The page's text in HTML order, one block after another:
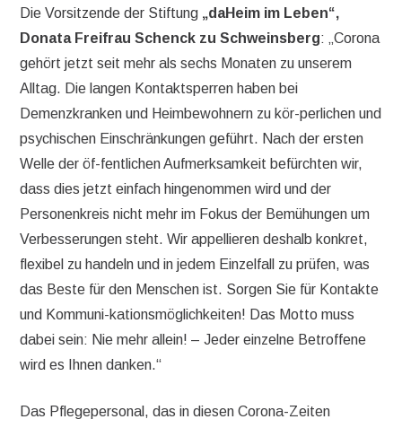
Die Vorsitzende der Stiftung „daHeim im Leben“,
Donata Freifrau Schenck zu Schweinsberg: „Corona
gehört jetzt seit mehr als sechs Monaten zu unserem
Alltag. Die langen Kontaktsperren haben bei
Demenzkranken und Heimbewohnern zu kör-perlichen und
psychischen Einschränkungen geführt. Nach der ersten
Welle der öf-fentlichen Aufmerksamkeit befürchten wir,
dass dies jetzt einfach hingenommen wird und der
Personenkreis nicht mehr im Fokus der Bemühungen um
Verbesserungen steht. Wir appellieren deshalb konkret,
flexibel zu handeln und in jedem Einzelfall zu prüfen, was
das Beste für den Menschen ist. Sorgen Sie für Kontakte
und Kommuni-kationsmöglichkeiten! Das Motto muss
dabei sein: Nie mehr allein! – Jeder einzelne Betroffene
wird es Ihnen danken.“
Das Pflegepersonal, das in diesen Corona-Zeiten